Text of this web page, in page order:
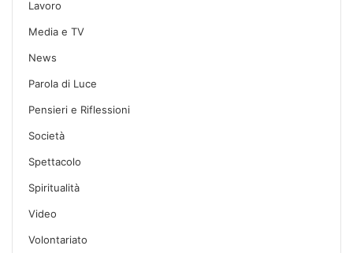
Lavoro
Media e TV
News
Parola di Luce
Pensieri e Riflessioni
Società
Spettacolo
Spiritualità
Video
Volontariato